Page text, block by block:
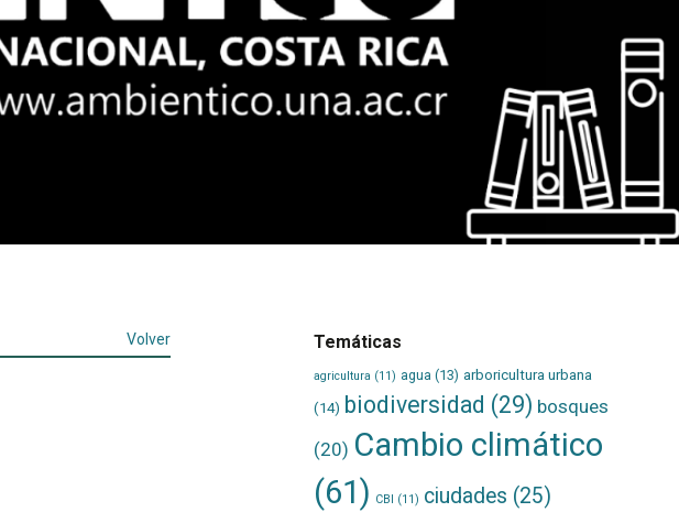
Volver Temáticas
agricultura (11) agua (13) arboricultura urbana
(14) biodiversidad (29) bosques
(20) Cambio climático
(61) CBI (11) ciudades (25)